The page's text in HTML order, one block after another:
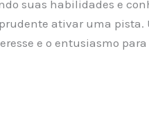
suas habilidades e
ativar uma pista.
e o entusiasmo